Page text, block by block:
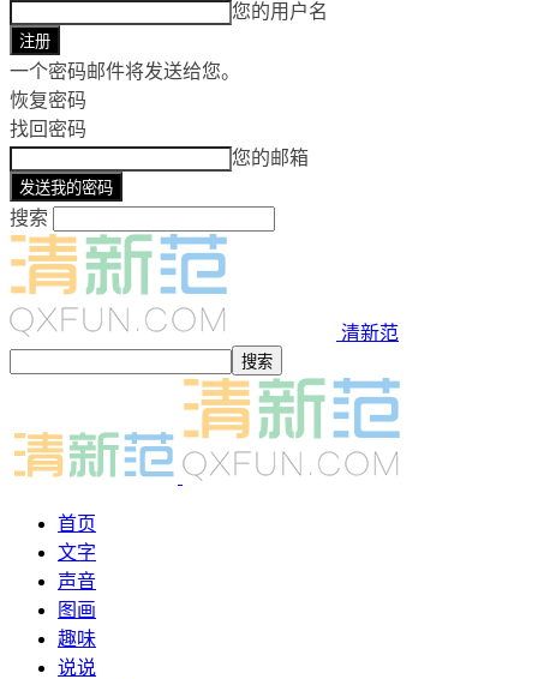
您的用户名
一个密码邮件将发送给您。
恢复密码
找回密码
您的邮箱
搜索
清新范
首页
文字
声音
图画
趣味
说说